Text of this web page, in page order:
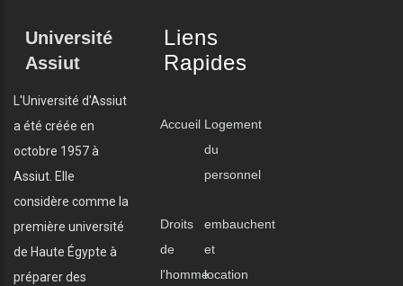
Université
Assiut
L'Université d'Assiut
a été créée en
octobre 1957 à
Assiut. Elle
considère comme la
première université
de Haute Égypte à
préparer des
Liens
Rapides
Accueil Logement
du
personnel
Droits
de
l'homme
embauchent
et
location